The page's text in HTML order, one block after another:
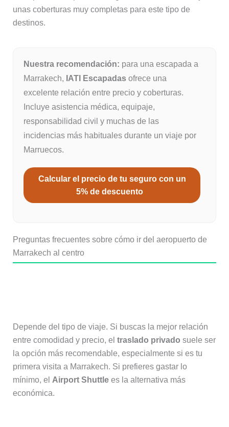
unas coberturas muy completas para este tipo de
destinos.
Nuestra recomendación: para una escapada a
Marrakech, IATI Escapadasofrece una
excelente relación entre precio y coberturas.
Incluye asistencia médica, equipaje,
responsabilidad civil y muchas de las
incidencias más habituales durante un viaje por
Marruecos.
Calcular el precio de tu seguro con un
5% de descuento
Preguntas frecuentes sobre cómo ir del aeropuerto de
Marrakech al centro
Depende del tipo de viaje. Si buscas la mejor relación
entre comodidad y precio, el traslado privado suele ser
la opción más recomendable, especialmente si es tu
primera visita a Marrakech. Si prefieres gastar lo
mínimo, el Airport Shuttlees la alternativa más
económica.